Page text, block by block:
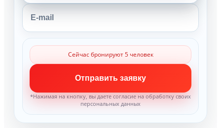
*Нажимая на кнопку, вы даете согласие на обработку своих
персональных данных